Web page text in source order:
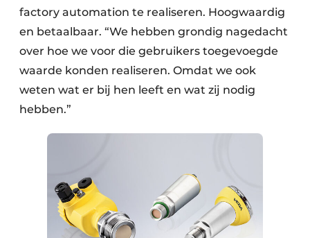
factory automation te realiseren. Hoogwaardig
en betaalbaar. “We hebben grondig nagedacht
over hoe we voor die gebruikers toegevoegde
waarde konden realiseren. Omdat we ook
weten wat er bij hen leeft en wat zij nodig
hebben.”